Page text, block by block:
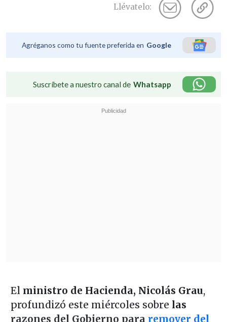
Llévatelo:
Agréganos como tu fuente preferida en Google
Suscríbete a nuestro canal de Whatsapp
El ministro de Hacienda, Nicolás Grau,
profundizó este miércoles sobre las
razones del Gobierno para remover del